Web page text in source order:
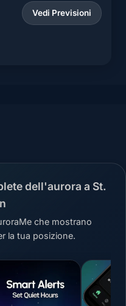
Vedi Previsioni
dell'aurora a St.
che mostrano
la tua posizione.